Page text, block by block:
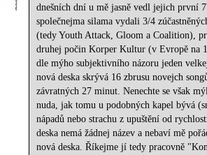
dnešních dní u mě jasně vedl jejich první
společnejma silama vydali 3/4
(tedy Youth Attack, Gloom a Coalition),
druhej počin Korper Kultur (v Evropě na
dle mýho subjektivního názoru jeden
nová deska skrývá 16 zbrusu novejch
závratných 27 minut. Nenechte se však
nuda, jak tomu u podobných kapel bývá
nápadů nebo strachu z upuštění od
deska nemá žádnej název a nebaví mě
nová deska. Říkejme jí tedy pracovně